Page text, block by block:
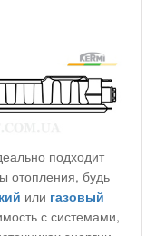
подходит
отопления, будь
или газовый
с системами,